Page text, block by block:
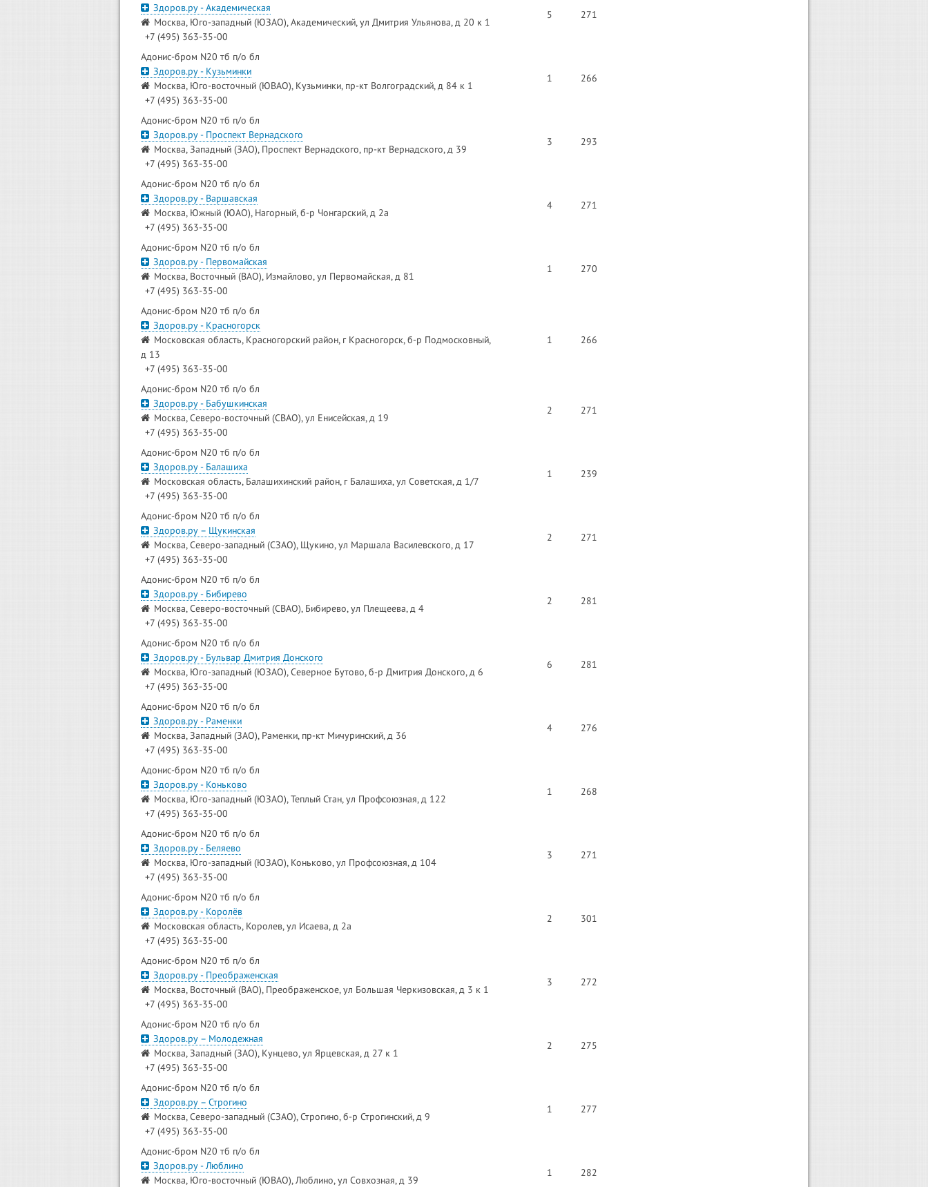
Здоров.ру - Академическая
Москва, Юго-западный (ЮЗАО), Академический, ул Дмитрия Ульянова, д 20 к 1
+7 (495) 363-35-00
5 271
Адонис-бром N20 тб п/о бл
Здоров.ру - Кузьминки
Москва, Юго-восточный (ЮВАО), Кузьминки, пр-кт Волгоградский, д 84 к 1
+7 (495) 363-35-00
1 266
Адонис-бром N20 тб п/о бл
Здоров.ру - Проспект Вернадского
Москва, Западный (ЗАО), Проспект Вернадского, пр-кт Вернадского, д 39
+7 (495) 363-35-00
3 293
Адонис-бром N20 тб п/о бл
Здоров.ру - Варшавская
Москва, Южный (ЮАО), Нагорный, б-р Чонгарский, д 2а
+7 (495) 363-35-00
4 271
Адонис-бром N20 тб п/о бл
Здоров.ру - Первомайская
Москва, Восточный (ВАО), Измайлово, ул Первомайская, д 81
+7 (495) 363-35-00
1 270
Адонис-бром N20 тб п/о бл
Здоров.ру - Красногорск
Московская область, Красногорский район, г Красногорск, б-р Подмосковный,
д 13
+7 (495) 363-35-00
1 266
Адонис-бром N20 тб п/о бл
Здоров.ру - Бабушкинская
Москва, Северо-восточный (СВАО), ул Енисейская, д 19
+7 (495) 363-35-00
2 271
Адонис-бром N20 тб п/о бл
Здоров.ру - Балашиха
Московская область, Балашихинский район, г Балашиха, ул Советская, д 1/7
+7 (495) 363-35-00
1 239
Адонис-бром N20 тб п/о бл
Здоров.ру – Щукинская
Москва, Северо-западный (СЗАО), Щукино, ул Маршала Василевского, д 17
+7 (495) 363-35-00
2 271
Адонис-бром N20 тб п/о бл
Здоров.ру - Бибирево
Москва, Северо-восточный (СВАО), Бибирево, ул Плещеева, д 4
+7 (495) 363-35-00
2 281
Адонис-бром N20 тб п/о бл
Здоров.ру - Бульвар Дмитрия Донского
Москва, Юго-западный (ЮЗАО), Северное Бутово, б-р Дмитрия Донского, д 6
+7 (495) 363-35-00
6 281
Адонис-бром N20 тб п/о бл
Здоров.ру - Раменки
Москва, Западный (ЗАО), Раменки, пр-кт Мичуринский, д 36
+7 (495) 363-35-00
4 276
Адонис-бром N20 тб п/о бл
Здоров.ру - Коньково
Москва, Юго-западный (ЮЗАО), Теплый Стан, ул Профсоюзная, д 122
+7 (495) 363-35-00
1 268
Адонис-бром N20 тб п/о бл
Здоров.ру - Беляево
Москва, Юго-западный (ЮЗАО), Коньково, ул Профсоюзная, д 104
+7 (495) 363-35-00
3 271
Адонис-бром N20 тб п/о бл
Здоров.ру - Королёв
Московская область, Королев, ул Исаева, д 2а
+7 (495) 363-35-00
2 301
Адонис-бром N20 тб п/о бл
Здоров.ру - Преображенская
Москва, Восточный (ВАО), Преображенское, ул Большая Черкизовская, д 3 к 1
+7 (495) 363-35-00
3 272
Адонис-бром N20 тб п/о бл
Здоров.ру – Молодежная
Москва, Западный (ЗАО), Кунцево, ул Ярцевская, д 27 к 1
+7 (495) 363-35-00
2 275
Адонис-бром N20 тб п/о бл
Здоров.ру – Строгино
Москва, Северо-западный (СЗАО), Строгино, б-р Строгинский, д 9
+7 (495) 363-35-00
1 277
Адонис-бром N20 тб п/о бл
Здоров.ру - Люблино
Москва, Юго-восточный (ЮВАО), Люблино, ул Совхозная, д 39
1 282